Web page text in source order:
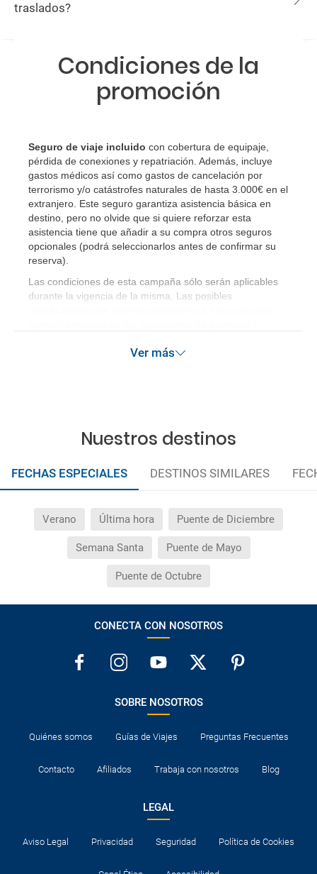
traslados?
Condiciones de la
promoción
Seguro de viaje incluido con cobertura de equipaje,
pérdida de conexiones y repatriación. Además, incluye
gastos médicos así como gastos de cancelación por
terrorismo y/o catástrofes naturales de hasta 3.000€ en el
extranjero. Este seguro garantiza asistencia básica en
destino, pero no olvide que si quiere reforzar esta
asistencia tiene que añadir a su compra otros seguros
opcionales (podrá seleccionarlos antes de confirmar su
reserva)
Las condiciones de esta campaña sólo serán aplicables
durante la vigencia de la misma. Las posibles
Ver más
Nuestros destinos
FECHAS ESPECIALES DESTINOS SIMILARES
Verano Última hora Puente de Diciembre
Semana Santa Puente de Mayo
Puente de Octubre
CONECTA CON NOSOTROS
SOBRE NOSOTROS
Quiénes somos Guías de Viajes Preguntas Frecuentes
Contacto Afiliados Trabaja con nosotros Blog
LEGAL
Aviso Legal Privacidad Seguridad Política de Cookies